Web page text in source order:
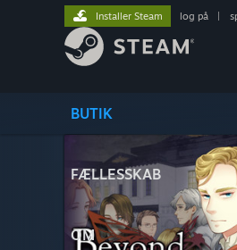
BUTIK
FÆLLESSKAB
OM
Installer Steam log på